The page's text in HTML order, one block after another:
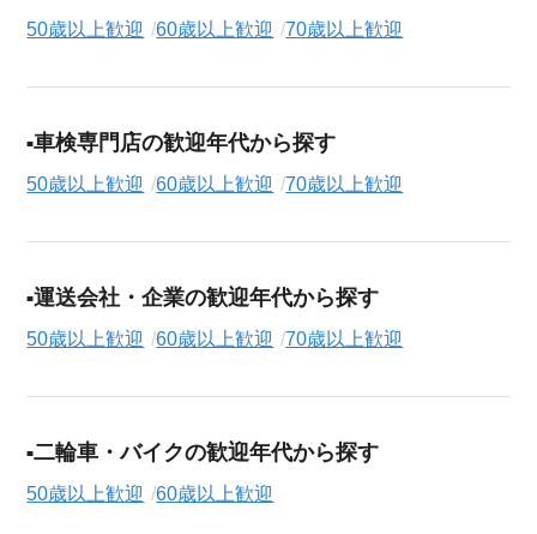
50歳以上歓迎 60歳以上歓迎 70歳以上歓迎
車検専門店の歓迎年代から探す
50歳以上歓迎 60歳以上歓迎 70歳以上歓迎
運送会社・企業の歓迎年代から探す
50歳以上歓迎 60歳以上歓迎 70歳以上歓迎
二輪車・バイクの歓迎年代から探す
50歳以上歓迎 60歳以上歓迎